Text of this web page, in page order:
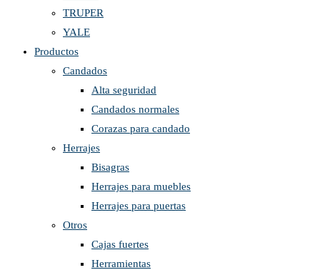
TRUPER
YALE
Productos
Candados
Alta seguridad
Candados normales
Corazas para candado
Herrajes
Bisagras
Herrajes para muebles
Herrajes para puertas
Otros
Cajas fuertes
Herramientas